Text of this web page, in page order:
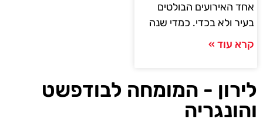
אחד האירועים הבולטים
בעיר ולא בכדי. כמדי שנה
קרא עוד »
לירון - המומחה לבודפשט
והונגריה